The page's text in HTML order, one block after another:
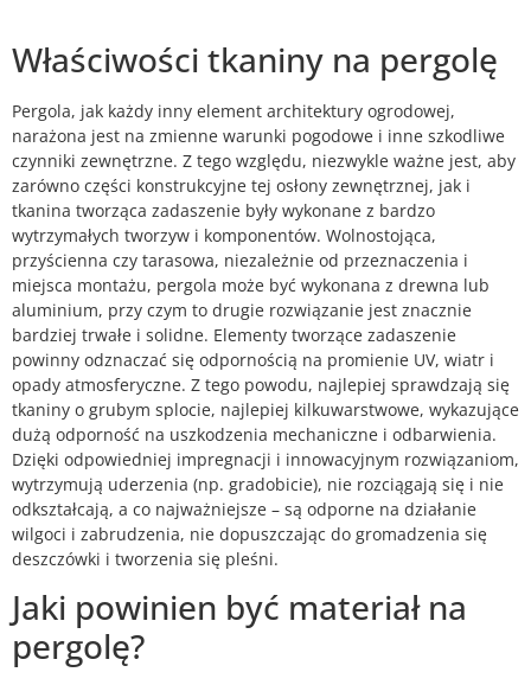
Właściwości tkaniny na pergolę
Pergola, jak każdy inny element architektury ogrodowej,
narażona jest na zmienne warunki pogodowe i inne szkodliwe
czynniki zewnętrzne. Z tego względu, niezwykle ważne jest, aby
zarówno części konstrukcyjne tej osłony zewnętrznej, jak i
tkanina tworząca zadaszenie były wykonane z bardzo
wytrzymałych tworzyw i komponentów. Wolnostojąca,
przyścienna czy tarasowa, niezależnie od przeznaczenia i
miejsca montażu, pergola może być wykonana z drewna lub
aluminium, przy czym to drugie rozwiązanie jest znacznie
bardziej trwałe i solidne. Elementy tworzące zadaszenie
powinny odznaczać się odpornością na promienie UV, wiatr i
opady atmosferyczne. Z tego powodu, najlepiej sprawdzają się
tkaniny o grubym splocie, najlepiej kilkuwarstwowe, wykazujące
dużą odporność na uszkodzenia mechaniczne i odbarwienia.
Dzięki odpowiedniej impregnacji i innowacyjnym rozwiązaniom,
wytrzymują uderzenia (np. gradobicie), nie rozciągają się i nie
odkształcają, a co najważniejsze – są odporne na działanie
wilgoci i zabrudzenia, nie dopuszczając do gromadzenia się
deszczówki i tworzenia się pleśni.
Jaki powinien być materiał na
pergolę?